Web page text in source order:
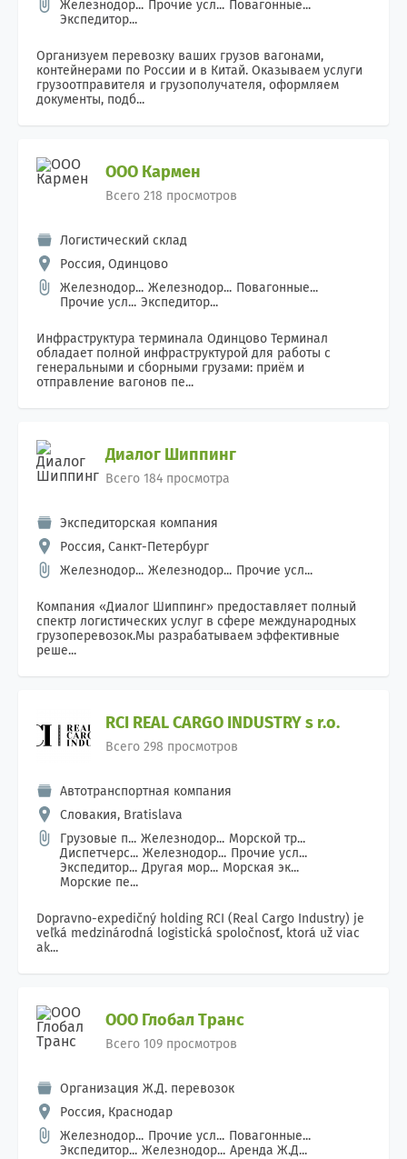
Железнодор... Прочие усл... Повагонные...
Экспедитор...
Организуем перевозку ваших грузов вагонами,
контейнерами по России и в Китай. Оказываем услуги
грузоотправителя и грузополучателя, оформляем
документы, подб...
ООО Кармен
Всего 218 просмотров
Логистический склад
Россия, Одинцово
Железнодор... Железнодор... Повагонные...
Прочие усл... Экспедитор...
Инфраструктура терминала Одинцово Терминал
обладает полной инфраструктурой для работы с
генеральными и сборными грузами: приём и
отправление вагонов пе...
Диалог Шиппинг
Всего 184 просмотра
Экспедиторская компания
Россия, Санкт-Петербург
Железнодор... Железнодор... Прочие усл...
Компания «Диалог Шиппинг» предоставляет полный
спектр логистических услуг в сфере международных
грузоперевозок.Мы разрабатываем эффективные
реше...
RCI REAL CARGO INDUSTRY s r.o.
Всего 298 просмотров
Автотранспортная компания
Словакия, Bratislava
Грузовые п... Железнодор... Морской тр...
Диспетчерс... Железнодор... Прочие усл...
Экспедитор... Другая мор... Морская эк...
Морские пе...
Dopravno-expedičný holding RCI (Real Cargo Industry) je
veľká medzinárodná logistická spoločnosť, ktorá už viac
ak...
ООО Глобал Транс
Всего 109 просмотров
Организация Ж.Д. перевозок
Россия, Краснодар
Железнодор... Прочие усл... Повагонные...
Экспедитор... Железнодор... Аренда Ж.Д...